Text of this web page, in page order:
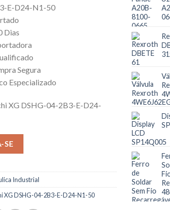
E-D24-N1-50
Dias
Segura
Especializado
SE
Industrial
XG DSHG-04-2B3-E-D24-N1-50